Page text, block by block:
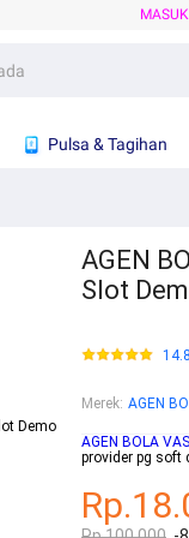
Pulsa & Tagihan
AGEN
Slot
Merek: AGEN
AGEN BOLA
provider pg soft